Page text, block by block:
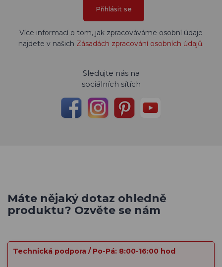
Přihlásit se
Více informací o tom, jak zpracováváme osobní údaje
najdete v našich Zásadách zpracování osobních údajů.
Sledujte nás na
sociálních sítích
Máte nějaký dotaz ohledně
produktu? Ozvěte se nám
Technická podpora / Po-Pá: 8:00-16:00 hod